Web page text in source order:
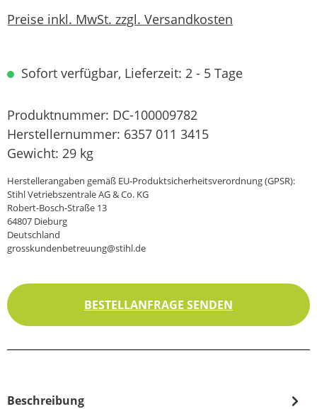
Preise inkl. MwSt. zzgl. Versandkosten
Sofort verfügbar, Lieferzeit: 2 - 5 Tage
Produktnummer: DC-100009782
Herstellernummer: 6357 011 3415
Gewicht: 29 kg
Herstellerangaben gemäß EU-Produktsicherheitsverordnung (GPSR):
Stihl Vetriebszentrale AG & Co. KG
Robert-Bosch-Straße 13
64807 Dieburg
Deutschland
grosskundenbetreuung@stihl.de
BESTELLANFRAGE SENDEN
Beschreibung